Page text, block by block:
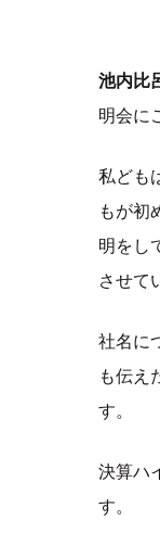
池内比
明会に
私ども
もが初
明をし
させて
社名に
も伝え
す。
決算ハ
す。